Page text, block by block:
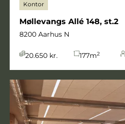
Kontor
Møllevangs Allé 148, st.2
8200 Aarhus N
20.650 kr. 177m2